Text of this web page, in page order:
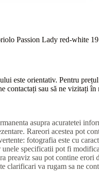
Passion Lady red-white 19
este orientativ. Pentru
contactați sau să ne vizitați în
asupra acuratetei
Rareori acestea pot
fotografia este cu
specificatii pot fi
preaviz sau pot contine erori
clarificari va rugam sa ne